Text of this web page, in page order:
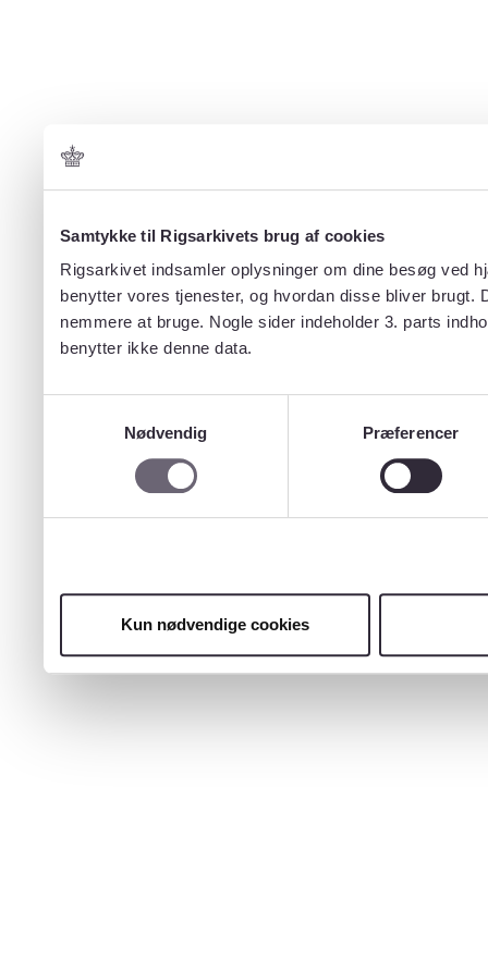
Samtykke til Rigsarkivets brug af cookies
Rigsarkivet indsamler oplysninger om dine besøg ved
benytter vores tjenester, og hvordan disse bliver
nemmere at bruge. Nogle sider indeholder 3. parts
benytter ikke denne data.
Nødvendig
Præferencer
Kun nødvendige cookies